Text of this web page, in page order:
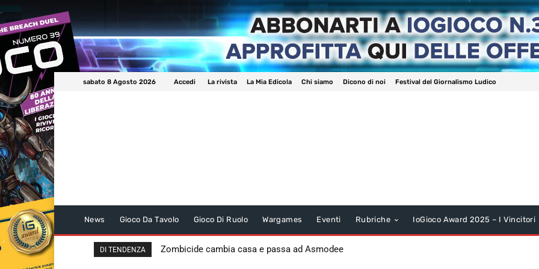
sabato 8 Agosto 2026 Accedi La rivista La Mia Edicola Chi siamo Dicono di noi Festival del Giornalismo Ludico
News Gioco Da Tavolo Gioco Di Ruolo Wargames Eventi Rubriche IoGioco Award 2025 – I Vincitori
DI TENDENZA Zombicide cambia casa e passa ad Asmodee